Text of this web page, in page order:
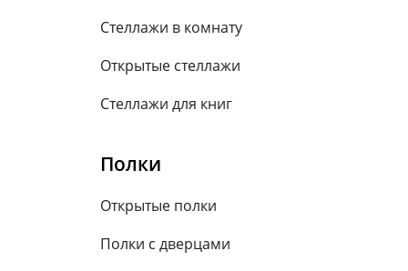
Стеллажи в комнату
Открытые стеллажи
Стеллажи для книг
Полки
Открытые полки
Полки с дверцами